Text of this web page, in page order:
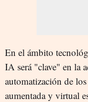
En el ámbito
IA será "clave" en la
automatización de
aumentada y virtual